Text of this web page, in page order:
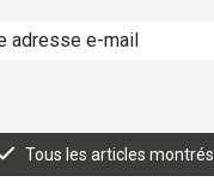
Tous les articles